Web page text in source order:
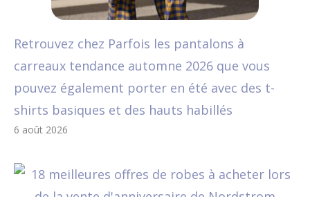
Retrouvez chez Parfois les pantalons à
carreaux tendance automne 2026 que vous
pouvez également porter en été avec des t-
shirts basiques et des hauts habillés
6 août 2026